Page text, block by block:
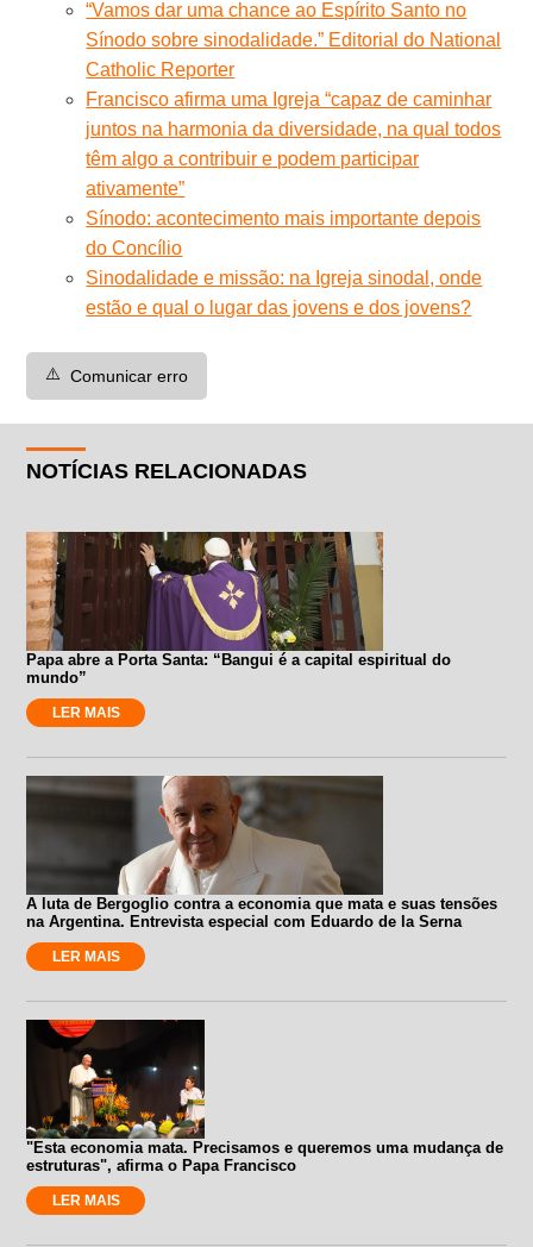
“Vamos dar uma chance ao Espírito Santo no
Sínodo sobre sinodalidade.” Editorial do National
Catholic Reporter
Francisco afirma uma Igreja “capaz de caminhar
juntos na harmonia da diversidade, na qual todos
têm algo a contribuir e podem participar
ativamente”
Sínodo: acontecimento mais importante depois
do Concílio
Sinodalidade e missão: na Igreja sinodal, onde
estão e qual o lugar das jovens e dos jovens?
⚠️ Comunicar erro
NOTÍCIAS RELACIONADAS
Papa abre a Porta Santa: “Bangui é a capital espiritual do
mundo”
LER MAIS
A luta de Bergoglio contra a economia que mata e suas tensões
na Argentina. Entrevista especial com Eduardo de la Serna
LER MAIS
"Esta economia mata. Precisamos e queremos uma mudança de
estruturas", afirma o Papa Francisco
LER MAIS